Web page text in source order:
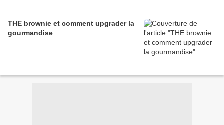
THE brownie et comment upgrader la
gourmandise